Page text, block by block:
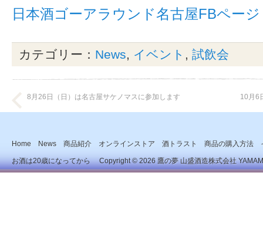
日本酒ゴーアラウンド名古屋FBページ
カテゴリー： News, イベント , 試飲会
8月26日（日）は名古屋サケノマスに参加します 10月6
Home News 商品紹介 オンラインストア 酒トラスト 商品の購入方法
お酒は20歳になってから Copyright © 2026鷹の夢 山盛酒造株式会社